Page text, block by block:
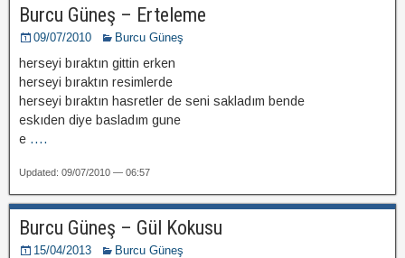
Burcu Güneş – Erteleme
09/07/2010 Burcu Güneş
herseyi bıraktın gittin erken
herseyi bıraktın resimlerde
herseyi bıraktın hasretler de seni sakladım bende
eskıden diye basladım gune
e ....
Updated: 09/07/2010 — 06:57
Burcu Güneş – Gül Kokusu
15/04/2013 Burcu Güneş